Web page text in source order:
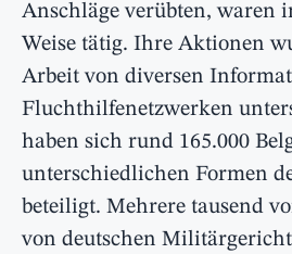
Anschläge verübten, waren
Weise tätig. Ihre Aktionen
Arbeit von diversen
Fluchthilfenetzwerken
haben sich rund 165.000
unterschiedlichen Formen
beteiligt. Mehrere tausend
von deutschen